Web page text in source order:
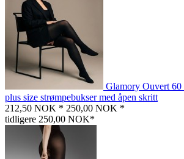
Glamory Ouvert
plus size strømpebukser med åpen skritt
212,50 NOK * 250,00 NOK *
tidligere 250,00 NOK*